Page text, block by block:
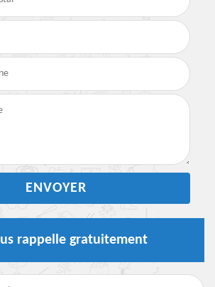
rappelle gratuitement